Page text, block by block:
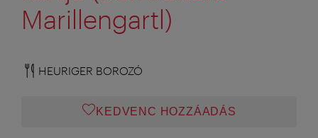
Marillengartl)
HEURIGER BOROZÓ
KEDVENC HOZZÁADÁS